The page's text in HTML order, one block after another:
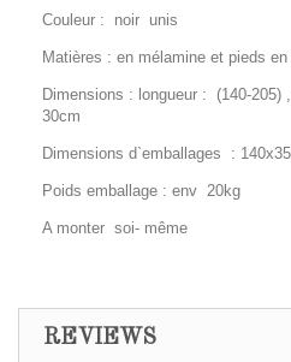
Couleur : noir unis
Matières : en mélamine et pieds
Dimensions : longueur : (140-205)
30cm
Dimensions d`emballages :
Poids emballage : env 20kg
A monter soi- même
REVIEWS